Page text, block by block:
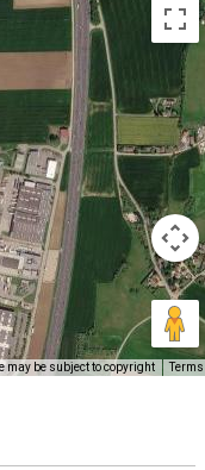
may be subject to copyright Terms